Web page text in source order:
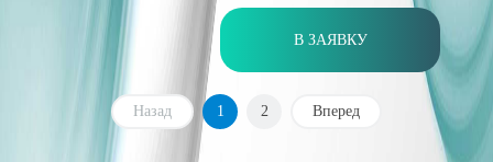
В ЗАЯВКУ
Назад 1 2 Вперед